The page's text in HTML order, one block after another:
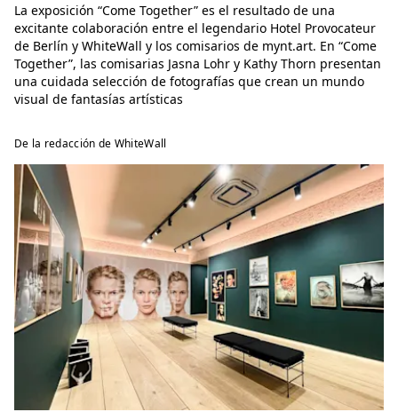
La exposición “Come Together” es el resultado de una
excitante colaboración entre el legendario Hotel Provocateur
de Berlín y WhiteWall y los comisarios de mynt.art. En “Come
Together”, las comisarias Jasna Lohr y Kathy Thorn presentan
una cuidada selección de fotografías que crean un mundo
visual de fantasías artísticas
De la redacción de WhiteWall